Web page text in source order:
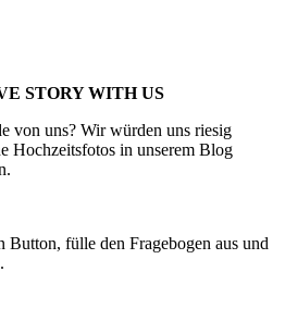
STORY WITH US
von uns? Wir würden uns riesig
Hochzeitsfotos in unserem Blog
Button, fülle den Fragebogen aus und